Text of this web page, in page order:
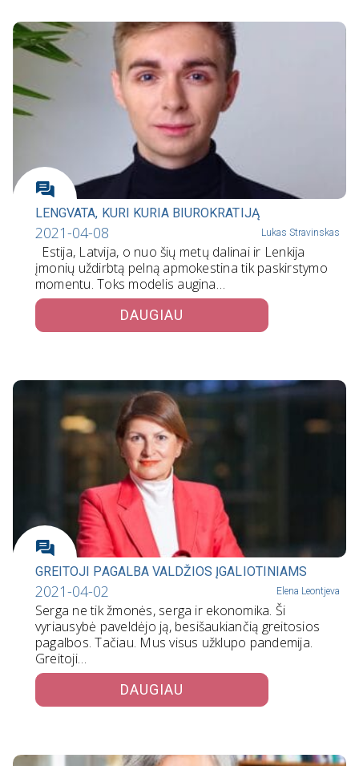
LENGVATA, KURI KURIA BIUROKRATIJĄ
2021-04-08 Lukas Stravinskas
Estija, Latvija, o nuo šių metų dalinai ir Lenkija
įmonių uždirbtą pelną apmokestina tik paskirstymo
momentu. Toks modelis augina…
DAUGIAU
GREITOJI PAGALBA VALDŽIOS ĮGALIOTINIAMS
2021-04-02 Elena Leontjeva
Serga ne tik žmonės, serga ir ekonomika. Ši
vyriausybė paveldėjo ją, besišaukiančią greitosios
pagalbos. Tačiau. Mus visus užklupo pandemija.
Greitoji…
DAUGIAU